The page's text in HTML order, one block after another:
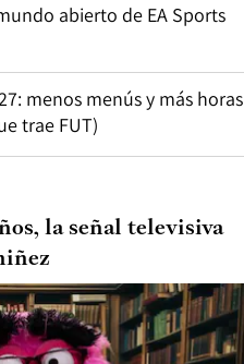
abierto de EA Sports
menos menús y más horas
trae FUT)
la señal televisiva